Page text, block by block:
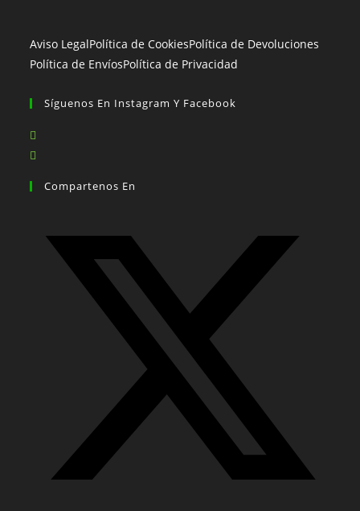
Aviso LegalPolítica de CookiesPolítica de Devoluciones
Política de EnvíosPolítica de Privacidad
Síguenos En Instagram Y Facebook
una
pestaña
en
nueva
pestaña
Compartenos En